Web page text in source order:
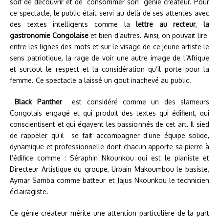
ce spectacle, le public était servi au delà de ses attentes avec
des textes intelligents comme lalettre au recteur, la
gastronomie Congolaise et bien d’autres. Ainsi, on pouvait lire
entre les lignes des mots et sur le visage de ce jeune artiste le
sens patriotique, la rage de voir une autre image de l’Afrique
et surtout le respect et la considération qu’il porte pour la
femme. Ce spectacle a laissé un gout inachevé au public.
Black Pantherest considéré comme un des slameurs
Congolais engagé et qui produit des textes qui édifient, qui
conscientisent et qui égayent les passionnés de cet art. Il sied
de rappeler qu’il se fait accompagner d’une équipe solide,
dynamique et professionnelle dont chacun apporte sa pierre à
l’édifice comme : Séraphin Nkounkou qui est le pianiste et
Directeur Artistique du groupe, Urbain Makoumbou le basiste,
Aymar Samba comme batteur et Jajus Nkounkou le technicien
éclairagiste.
Ce génie créateur mérite une attention particulière de la part